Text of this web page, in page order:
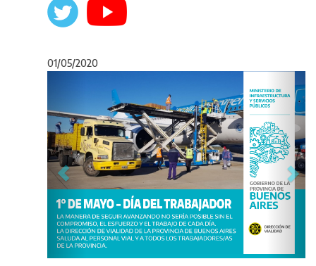
01/05/2020